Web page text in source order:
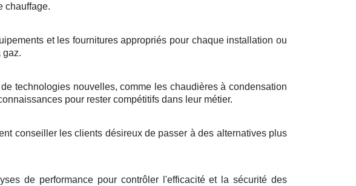
chauffage.
et les fournitures appropriés pour chaque installation ou
gaz.
technologies nouvelles, comme les chaudières à condensation
pour rester compétitifs dans leur métier.
conseiller les clients désireux de passer à des alternatives plus
de performance pour contrôler l'efficacité et la sécurité des